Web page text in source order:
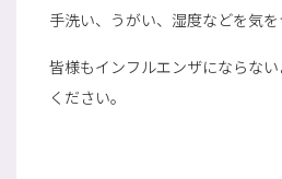
手洗い、うがい、湿度などを気を
皆様もインフルエンザにならな
ください。